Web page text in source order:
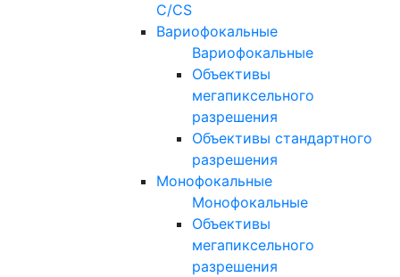
C/CS
Вариофокальные
Вариофокальные
Объективы
мегапиксельного
разрешения
Объективы стандартного
разрешения
Монофокальные
Монофокальные
Объективы
мегапиксельного
разрешения